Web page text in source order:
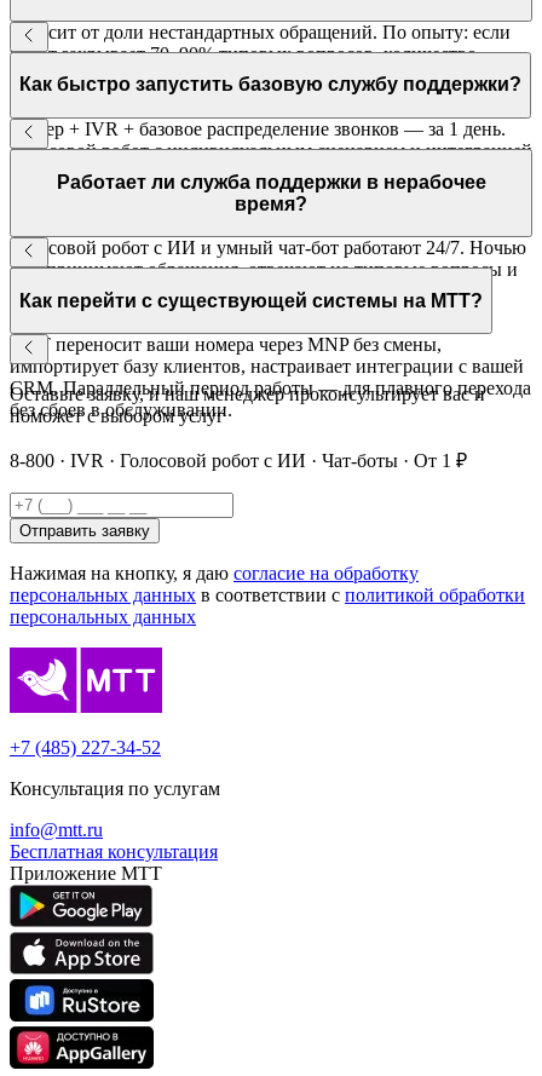
Зависит от доли нестандартных обращений. По опыту: если
робот закрывает 70–90% типовых вопросов, количество
операторов сокращается в 3–5 раз по сравнению с
традиционной моделью.
Как быстро запустить базовую службу поддержки?
Номер + IVR + базовое распределение звонков — за 1 день.
Голосовой робот с индивидуальным сценарием и интеграцией
с CRM — 2–4 недели. МТТ ведёт проект под ключ.
Работает ли служба поддержки в нерабочее
время?
Голосовой робот с ИИ и умный чат-бот работают 24/7. Ночью
они принимают обращения, отвечают на типовые вопросы и
создают заявки в CRM. Оператор видит список ночных
обращений утром.
Как перейти с существующей системы на МТТ?
МТТ переносит ваши номера через MNP без смены,
импортирует базу клиентов, настраивает интеграции с вашей
CRM. Параллельный период работы — для плавного перехода
без сбоев в обслуживании.
Оставьте заявку, и наш менеджер проконсультирует вас и
поможет с выбором услуг
8-800 · IVR · Голосовой робот с ИИ · Чат-боты · От 1 ₽
Отправить заявку
Нажимая на кнопку, я даю согласие на обработку
персональных данных в соответствии с политикой обработки
персональных данных
+7 (485) 227-34-52
Консультация по услугам
info@mtt.ru
Бесплатная консультация
Приложение МТТ